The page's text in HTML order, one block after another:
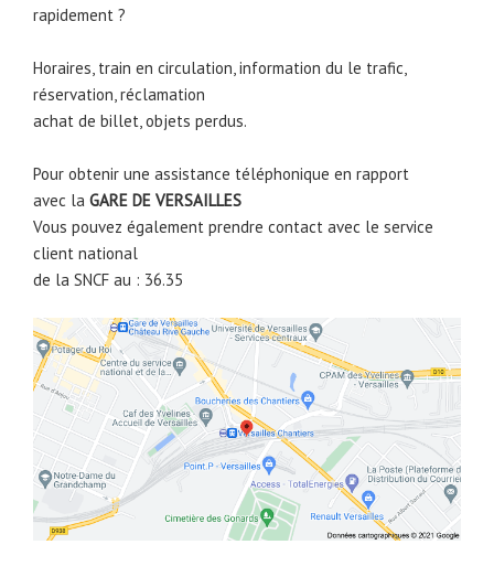
rapidement ?
Horaires, train en circulation, information du le trafic,
réservation, réclamation
achat de billet, objets perdus.
Pour obtenir une assistance téléphonique en rapport
avec la GARE DE VERSAILLES
Vous pouvez également prendre contact avec le service
client national
de la SNCF au : 36.35